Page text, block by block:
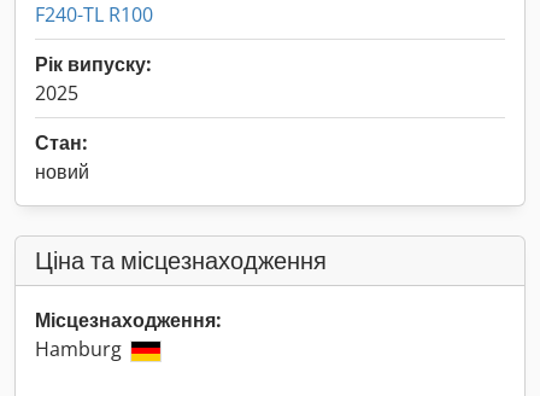
F240-TL R100
Рік випуску:
2025
Стан:
новий
Ціна та місцезнаходження
Місцезнаходження:
Hamburg